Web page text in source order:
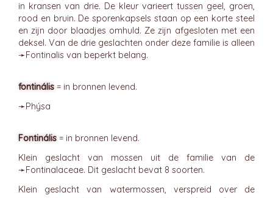
in kransen van drie. De kleur varieert tussen geel, groen,
rood en bruin. De sporenkapsels staan op een korte steel
en zijn door blaadjes omhuld. Ze zijn afgesloten met een
deksel. Van de drie geslachten onder deze familie is alleen
➛Fontinalis van beperkt belang.
fontinális = in bronnen levend.
➛Phýsa
Fontinális = in bronnen levend.
Klein geslacht van mossen uit de familie van de
➛Fontinalaceae. Dit geslacht bevat 8 soorten.
Klein geslacht van watermossen, verspreid over de